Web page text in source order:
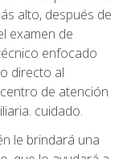
alto, después de
examen de
enfocado
directo al
de atención
cuidado.
le brindará una